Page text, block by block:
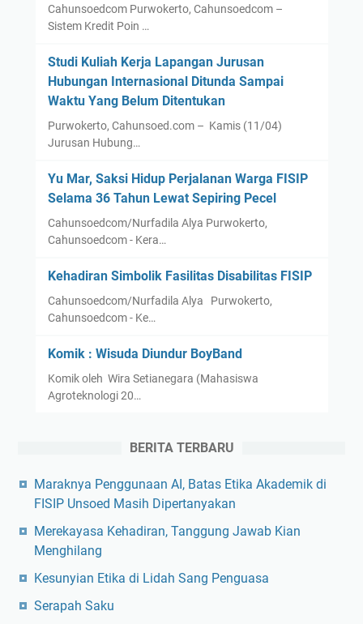
Cahunsoedcom Purwokerto, Cahunsoedcom –
Sistem Kredit Poin …
Studi Kuliah Kerja Lapangan Jurusan
Hubungan Internasional Ditunda Sampai
Waktu Yang Belum Ditentukan
Purwokerto, Cahunsoed.com – Kamis (11/04)
Jurusan Hubung…
Yu Mar, Saksi Hidup Perjalanan Warga FISIP
Selama 36 Tahun Lewat Sepiring Pecel
Cahunsoedcom/Nurfadila Alya Purwokerto,
Cahunsoedcom - Kera…
Kehadiran Simbolik Fasilitas Disabilitas FISIP
Cahunsoedcom/Nurfadila Alya Purwokerto,
Cahunsoedcom - Ke…
Komik : Wisuda Diundur BoyBand
Komik oleh Wira Setianegara (Mahasiswa
Agroteknologi 20…
BERITA TERBARU
Maraknya Penggunaan AI, Batas Etika Akademik di
FISIP Unsoed Masih Dipertanyakan
Merekayasa Kehadiran, Tanggung Jawab Kian
Menghilang
Kesunyian Etika di Lidah Sang Penguasa
Serapah Saku